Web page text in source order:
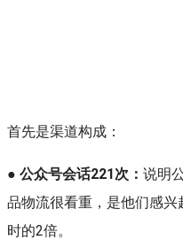
首先是渠道构成：
● 公众号会话221次： 说明
品物流很看重，是他们感
时的2倍。